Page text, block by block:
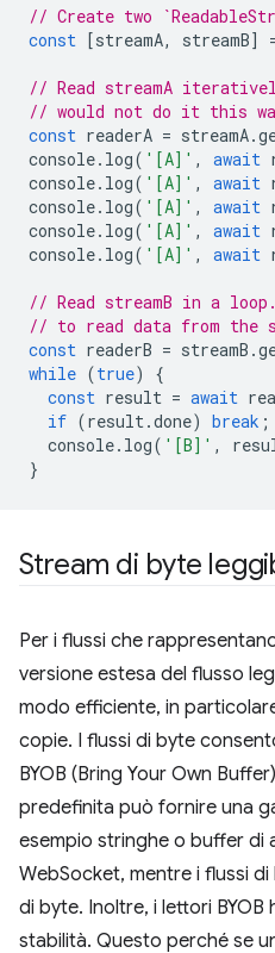
// Create two
const
[streamA, streamB]
// Read streamA
// would not do it this
const readerA = streamA.
console. log( '[A]' , await
console. log( '[A]' , await
console. log( '[A]' , await
console. log( '[A]' , await
console. log( '[A]' , await
// Read streamB in a
// to read data from the
const readerB = streamB .
while (true)
{
const result = await
if (result.done) break ;
console. log( '[B]' ,
}
Stream di byte
Per i flussi che
versione estesa del flusso
modo efficiente, in
copie. I flussi di byte
BYOB (Bring Your Own
predefinita può fornire una
esempio stringhe o buffer di
WebSocket, mentre i flussi
di byte. Inoltre, i lettori
stabilità. Questo perché se